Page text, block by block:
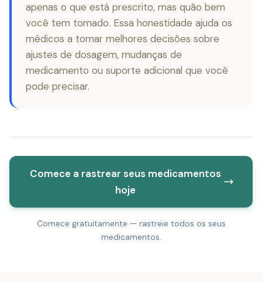
apenas o que está prescrito, mas quão bem
você tem tomado. Essa honestidade ajuda os
médicos a tomar melhores decisões sobre
ajustes de dosagem, mudanças de
medicamento ou suporte adicional que você
pode precisar.
Comece a rastrear seus medicamentos
hoje
Comece gratuitamente — rastreie todos os seus
medicamentos.